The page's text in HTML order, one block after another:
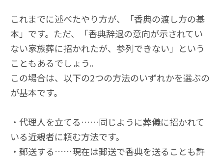
これまでに述べたやり方が、「香典の渡し方の基
本」です。ただ、「香典辞退の意向が示されてい
ない家族葬に招かれたが、参列できない」という
こともあるでしょう。
この場合は、以下の2つの方法のいずれかを選ぶの
が基本です。
・代理人を立てる……同じように葬儀に招かれて
いる近親者に頼む方法です。
・郵送する……現在は郵送で香典を送ることも許